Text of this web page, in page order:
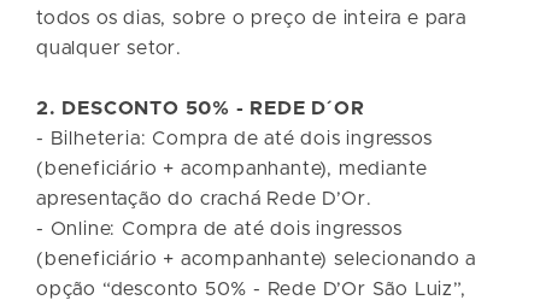
todos os dias, sobre o preço de inteira e para
qualquer setor.
2. DESCONTO 50% - REDE D´OR
- Bilheteria: Compra de até dois ingressos
(beneficiário + acompanhante), mediante
apresentação do crachá Rede D’Or.
- Online: Compra de até dois ingressos
(beneficiário + acompanhante) selecionando a
opção “desconto 50% - Rede D’Or São Luiz”,